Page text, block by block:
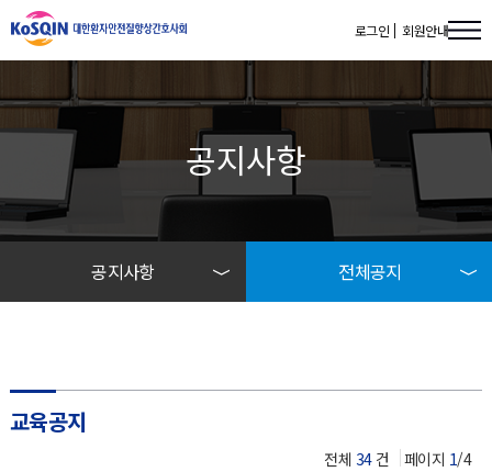
로그인 회원안내
공지사항
공지사항
공지사항
전체공지
교육공지
교육공지
전체 34건 페이지 1/4